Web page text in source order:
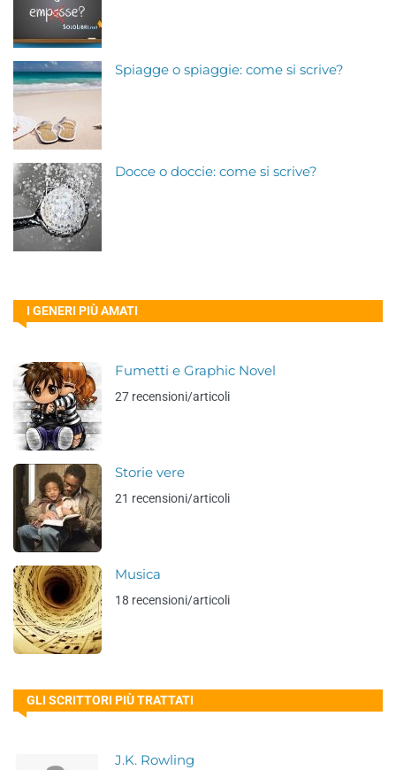
Spiagge o spiaggie: come si scrive?
Docce o doccie: come si scrive?
I GENERI PIÙ AMATI
Fumetti e Graphic Novel
27 recensioni/articoli
Storie vere
21 recensioni/articoli
Musica
18 recensioni/articoli
GLI SCRITTORI PIÙ TRATTATI
J.K. Rowling